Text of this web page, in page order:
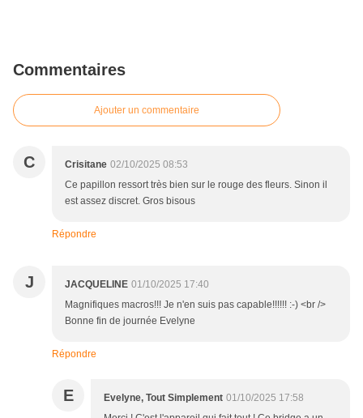
Commentaires
Ajouter un commentaire
C Crisitane 02/10/2025 08:53
Ce papillon ressort très bien sur le rouge des fleurs. Sinon il
est assez discret. Gros bisous
Répondre
J JACQUELINE 01/10/2025 17:40
Magnifiques macros!!! Je n'en suis pas capable!!!!!! :-) <br />
Bonne fin de journée Evelyne
Répondre
E Evelyne, Tout Simplement 01/10/2025 17:58